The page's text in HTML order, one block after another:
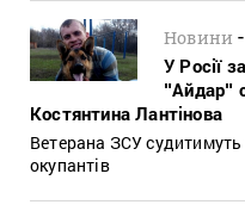
Новини
У Росії
ʺАйдарʺ
Костянтина Лантінова
Ветерана ЗСУ судитимуть
окупантів